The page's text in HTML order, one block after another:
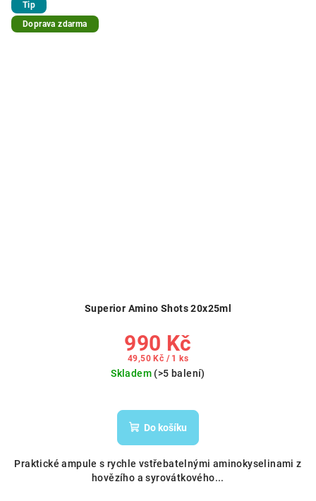
Tip
Doprava zdarma
Superior Amino Shots 20x25ml
990 Kč
Měrná
49,50 Kč / 1 ks
Skladem (>5 balení)
Do košíku
Praktické ampule s rychle vstřebatelnými aminokyselinami z
hovězího a syrovátkového...